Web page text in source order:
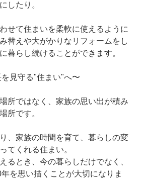
したり。
せて住まいを柔軟に使えるように
替えや大がかりなリフォームをし
暮らし続けることができます。
見守る"住まい"へ〜
所ではなく、家族の思い出が積み
所です。
、家族の時間を育て、暮らしの変
てくれる住まい。
るとき、今の暮らしだけでなく、
を思い描くことが大切になりま